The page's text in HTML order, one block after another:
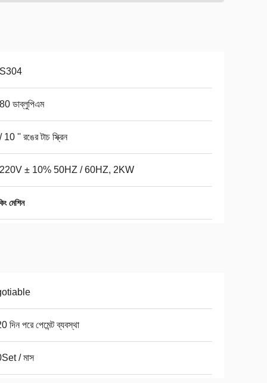
ডাব্লুপিএম
'' রঙের টাচ স্ক্রিন
± 10% 50HZ / 60HZ, 2KW
মেশিন
দিন পরে পেমেন্ট ব্যবস্থা
/ মাস